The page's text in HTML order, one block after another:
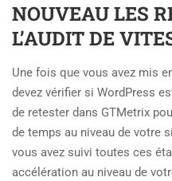
NOUVEAU LES
L’AUDIT DE
Une fois que vous avez mis
devez vérifier si WordPress
de retester dans GTMetrix
de temps au niveau de votre
vous avez suivi toutes ces
accélération au niveau de